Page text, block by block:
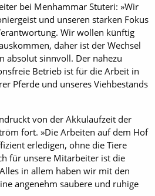
bei Menhammar Stuteri: »Wir
und unseren starken Fokus
Wir wollen künftig
daher ist der Wechsel
absolut sinnvoll. Der nahezu
Betrieb ist für die Arbeit in
Pferde und unseres Viehbestands
von der Akkulaufzeit der
fort. »Die Arbeiten auf dem Hof
erledigen, ohne die Tiere
für unsere Mitarbeiter ist die
in allem haben wir mit den
angenehm saubere und ruhige